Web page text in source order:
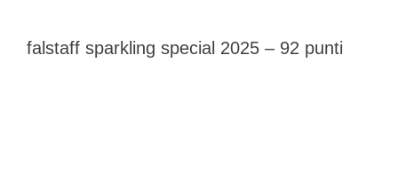
falstaff sparkling special 2025 – 92 punti